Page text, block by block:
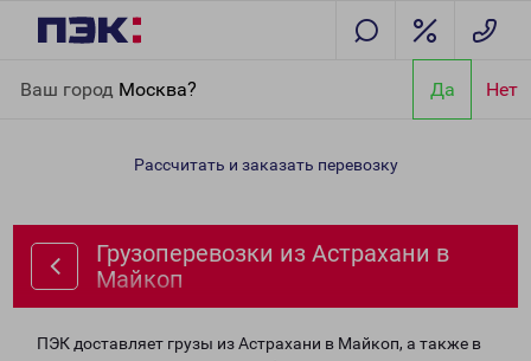
Ваш город Москва? Да Нет
Майкоп
Рассчитать и заказать перевозку
Грузоперевозки из Астрахани в
Майкоп
ПЭК доставляет грузы из Астрахани в Майкоп, а также в